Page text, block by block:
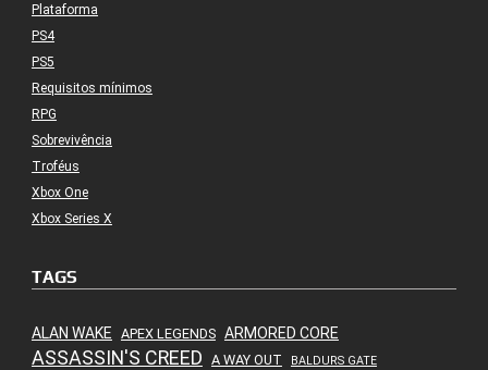
Plataforma
PS4
PS5
Requisitos mínimos
RPG
Sobrevivência
Troféus
Xbox One
Xbox Series X
TAGS
ALAN WAKE APEX LEGENDS ARMORED CORE
ASSASSIN'S CREED A WAY OUT BALDURS GATE